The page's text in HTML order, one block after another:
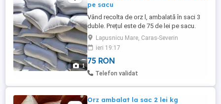
1
pe sacu
Vând recolta de orz l, ambalată în saci 3
duble. Prețul este de 75 de lei pe sacu.
Ultimi 20 de buc
Lapusnicu Mare, Caras-Severin
ieri 19:17
75 RON
Telefon validat
Orz ambalat la sac 2 lei kg